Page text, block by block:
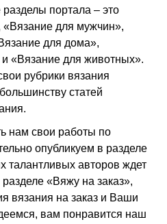
портала – это
для мужчин»,
для дома»,
«Вязание для животных».
рубрики вязания
статей
нам свои работы по
опубликуем в разделе
авторов ждет
«Вяжу на заказ»,
вязания на заказ и Ваши
вам понравится наш